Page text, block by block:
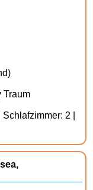
Traum
2 |